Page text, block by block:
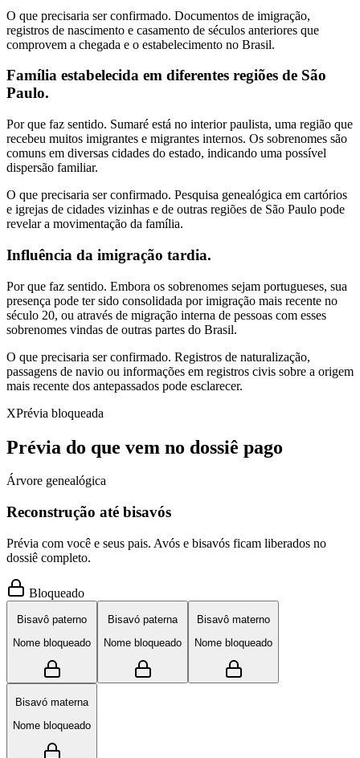
O que precisaria ser confirmado. Documentos de imigração,
registros de nascimento e casamento de séculos anteriores que
comprovem a chegada e o estabelecimento no Brasil.
Família estabelecida em diferentes regiões de São
Paulo.
Por que faz sentido. Sumaré está no interior paulista, uma região que
recebeu muitos imigrantes e migrantes internos. Os sobrenomes são
comuns em diversas cidades do estado, indicando uma possível
dispersão familiar.
O que precisaria ser confirmado. Pesquisa genealógica em cartórios
e igrejas de cidades vizinhas e de outras regiões de São Paulo pode
revelar a movimentação da família.
Influência da imigração tardia.
Por que faz sentido. Embora os sobrenomes sejam portugueses, sua
presença pode ter sido consolidada por imigração mais recente no
século 20, ou através de migração interna de pessoas com esses
sobrenomes vindas de outras partes do Brasil.
O que precisaria ser confirmado. Registros de naturalização,
passagens de navio ou informações em registros civis sobre a origem
mais recente dos antepassados pode esclarecer.
XPrévia bloqueada
Prévia do que vem no dossiê pago
Árvore genealógica
Reconstrução até bisavós
Prévia com você e seus pais. Avós e bisavós ficam liberados no
dossiê completo.
Bloqueado
Bisavô paterno
Nome bloqueado
Bisavó paterna
Nome bloqueado
Bisavô materno
Nome bloqueado
Bisavó materna
Nome bloqueado